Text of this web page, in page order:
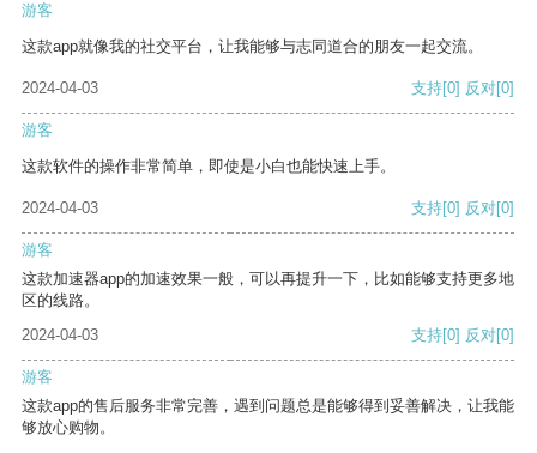
游客
这款app就像我的社交平台，让我能够与志同道合的朋友一起交流。
2024-04-03 支持[0] 反对[0]
游客
这款软件的操作非常简单，即使是小白也能快速上手。
2024-04-03 支持[0] 反对[0]
游客
这款加速器app的加速效果一般，可以再提升一下，比如能够支持更多地
区的线路。
2024-04-03
支持[0] 反对[0]
游客
这款app的售后服务非常完善，遇到问题总是能够得到妥善解决，让我能
够放心购物。